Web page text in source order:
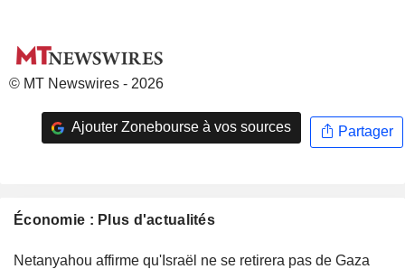
© MT Newswires - 2026
Ajouter Zonebourse à vos sources Partager
Économie : Plus d'actualités
Netanyahou affirme qu'Israël ne se retirera pas de Gaza